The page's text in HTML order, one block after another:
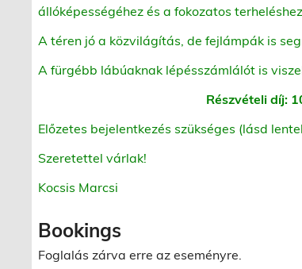
állóképességéhez és a fokozatos
A téren jó a közvilágítás, de fejlámpák is
A fürgébb lábúaknak lépésszámlálót is
Részvételi díj:
Előzetes bejelentkezés szükséges (lásd
Szeretettel várlak!
Kocsis Marcsi
Bookings
Foglalás zárva erre az eseményre.